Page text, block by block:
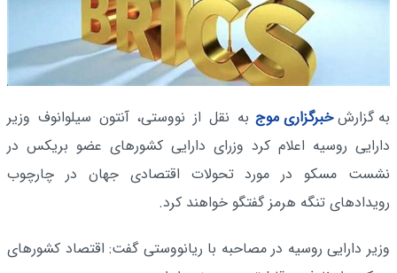
به گزارشخبرگزاری موج به نقل از نووستی، آنتون سیلوانوف وزیر
دارایی روسیه اعلام کرد وزرای دارایی کشورهای عضو بریکس در
نشست مسکو در مورد تحولات اقتصادی جهان در چارچوب
رویدادهای تنگه هرمز گفتگو خواهند کرد.
وزیر دارایی روسیه در مصاحبه با ریانووستی گفت: اقتصاد کشورهای